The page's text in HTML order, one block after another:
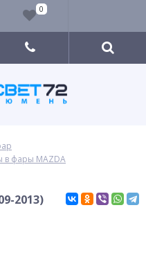
в фары MAZDA
2013)
0